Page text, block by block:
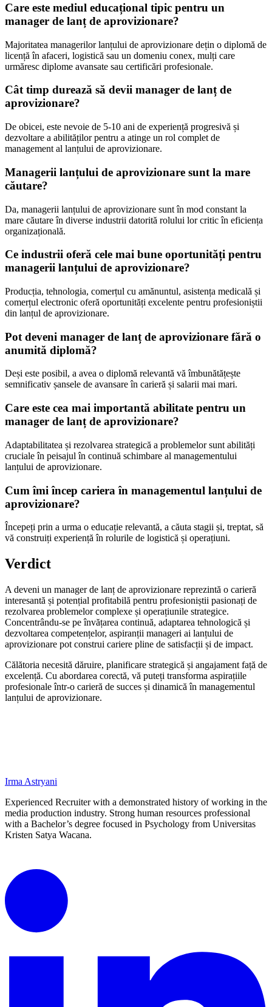
Care este mediul educațional tipic pentru un
manager de lanț de aprovizionare?
Majoritatea managerilor lanțului de aprovizionare dețin o diplomă de
licență în afaceri, logistică sau un domeniu conex, mulți care
urmăresc diplome avansate sau certificări profesionale.
Cât timp durează să devii manager de lanț de
aprovizionare?
De obicei, este nevoie de 5-10 ani de experiență progresivă și
dezvoltare a abilităților pentru a atinge un rol complet de
management al lanțului de aprovizionare.
Managerii lanțului de aprovizionare sunt la mare
căutare?
Da, managerii lanțului de aprovizionare sunt în mod constant la
mare căutare în diverse industrii datorită rolului lor critic în eficiența
organizațională.
Ce industrii oferă cele mai bune oportunități pentru
managerii lanțului de aprovizionare?
Producția, tehnologia, comerțul cu amănuntul, asistența medicală și
comerțul electronic oferă oportunități excelente pentru profesioniștii
din lanțul de aprovizionare.
Pot deveni manager de lanț de aprovizionare fără o
anumită diplomă?
Deși este posibil, a avea o diplomă relevantă vă îmbunătățește
semnificativ șansele de avansare în carieră și salarii mai mari.
Care este cea mai importantă abilitate pentru un
manager de lanț de aprovizionare?
Adaptabilitatea și rezolvarea strategică a problemelor sunt abilități
cruciale în peisajul în continuă schimbare al managementului
lanțului de aprovizionare.
Cum îmi încep cariera în managementul lanțului de
aprovizionare?
Începeți prin a urma o educație relevantă, a căuta stagii și, treptat, să
vă construiți experiență în rolurile de logistică și operațiuni.
Verdict
A deveni un manager de lanț de aprovizionare reprezintă o carieră
interesantă și potențial profitabilă pentru profesioniștii pasionați de
rezolvarea problemelor complexe și operațiunile strategice.
Concentrându-se pe învățarea continuă, adaptarea tehnologică și
dezvoltarea competențelor, aspiranții manageri ai lanțului de
aprovizionare pot construi cariere pline de satisfacții și de impact.
Călătoria necesită dăruire, planificare strategică și angajament față de
excelență. Cu abordarea corectă, vă puteți transforma aspirațiile
profesionale într-o carieră de succes și dinamică în managementul
lanțului de aprovizionare.
Irma Astryani
Experienced Recruiter with a demonstrated history of working in the
media production industry. Strong human resources professional
with a Bachelor’s degree focused in Psychology from Universitas
Kristen Satya Wacana.